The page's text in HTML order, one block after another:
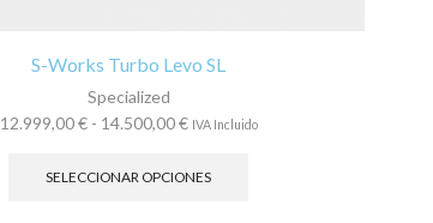
S-Works Turbo Levo SL
Specialized
12.999,00€ - 14.500,00€Rango
precios:
IVA Incluido
SELECCIONAR OPCIONES